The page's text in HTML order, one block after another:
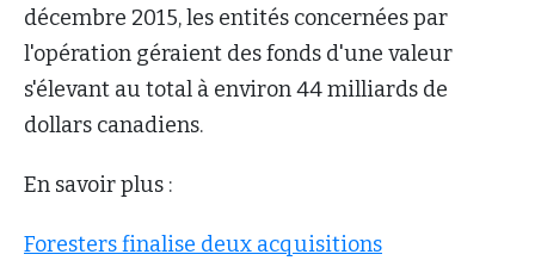
décembre 2015, les entités concernées par
l'opération géraient des fonds d'une valeur
s'élevant au total à environ 44 milliards de
dollars canadiens.
En savoir plus :
Foresters finalise deux acquisitions